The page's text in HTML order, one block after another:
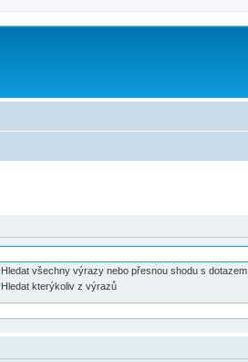
Hledat všechny výrazy nebo přesnou shodu s dotazem
Hledat kterýkoliv z výrazů